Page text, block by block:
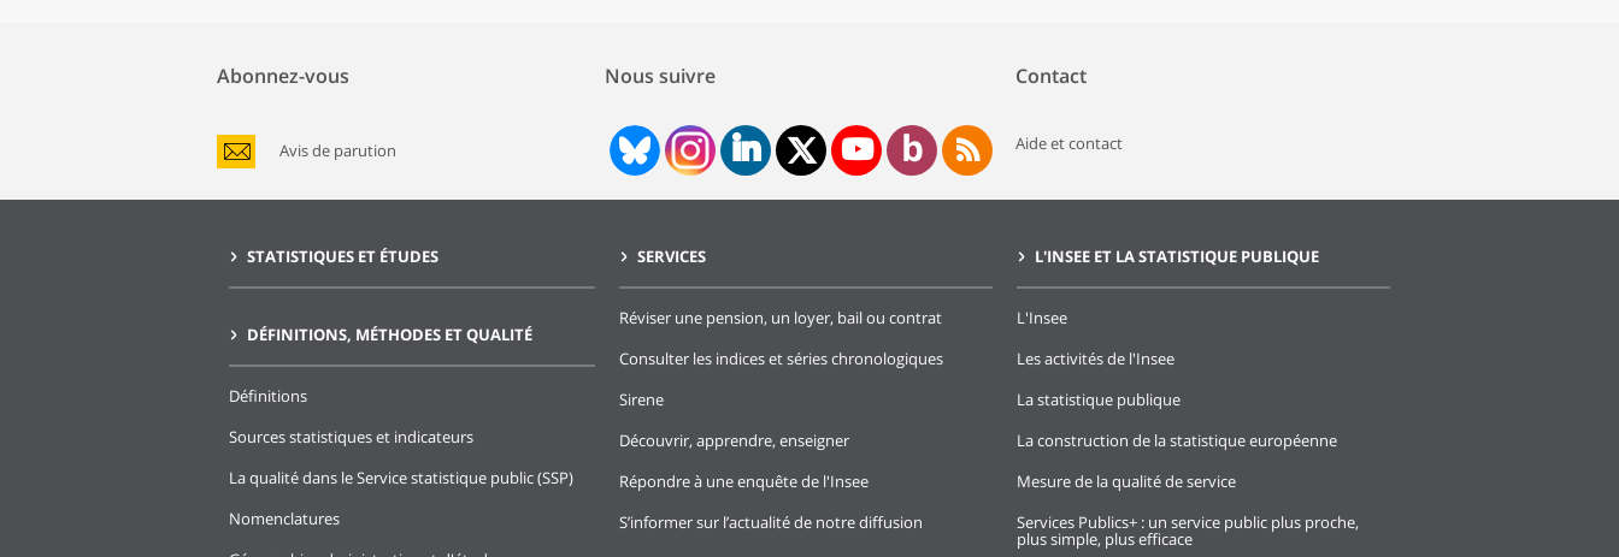
Abonnez-vous
Avis de parution
Nous suivre Contact
Aide et contact
STATISTIQUES ET ÉTUDES
DÉFINITIONS, MÉTHODES ET QUALITÉ
Définitions
Sources statistiques et indicateurs
La qualité dans le Service statistique public (SSP)
Nomenclatures
SERVICES
Réviser une pension, un loyer, bail ou contrat
Consulter les indices et séries chronologiques
Sirene
Découvrir, apprendre, enseigner
Répondre à une enquête de l'Insee
S’informer sur l’actualité de notre diffusion
L'INSEE ET LA STATISTIQUE PUBLIQUE
L'Insee
Les activités de l'Insee
La statistique publique
La construction de la statistique européenne
Mesure de la qualité de service
Services Publics+ : un service public plus proche,
plus simple, plus efficace